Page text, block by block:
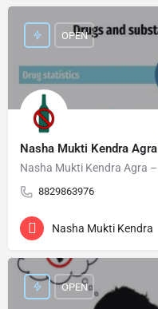
Nasha Mukti Kendra Agra
8829863976
OPEN
Nasha Mukti Kendra
OPEN